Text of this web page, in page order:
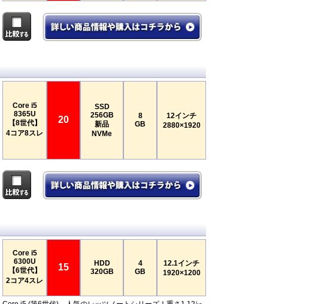
Core i5
8365U
【8世代】
4コア8スレ
20
SSD
256GB
新品
NVMe
8
GB
12インチ
2880×1920
Core i5
6300U
【6世代】
2コア4スレ
15
HDD
320GB
4
GB
12.1インチ
1920×1200